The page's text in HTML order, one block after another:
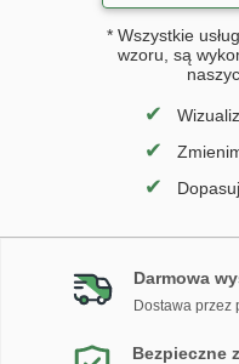
* Wszystkie
wzoru, są
✔
✔
✔
Darmowa
Dostawa przez
Bezpieczne